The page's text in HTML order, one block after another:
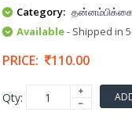
Category:
Available- Shipped in
PRICE: 110.00
Qty: